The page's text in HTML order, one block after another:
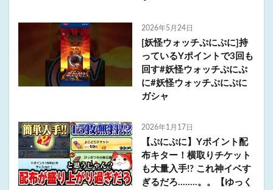
2026年5月24日
[妖怪ウォッチぷにぷに]持
っているYポイントで3回も
回す#妖怪ウォッチぷにぷ
に#妖怪ウォッチぷにぷに
ガシャ
2026年1月17日
【ぷにぷに】Yポイント配
布キター！横取りチケット
も大量入手!? これ神イベす
ぎるだろ……..。。【ゆっく